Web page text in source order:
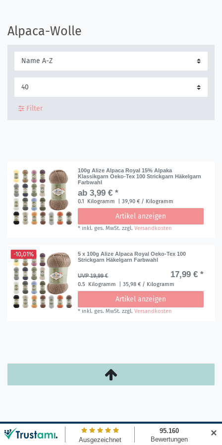
Alpaca-Wolle
Filter
100g Alize Alpaca Royal 15% Alpaka
Klassikgarn Oeko-Tex 100 Strickgarn Häkelgarn
Farbwahl
ab 3,99 € *
0.1 Kilogramm | 39,90 € / Kilogramm
Artikel anzeigen
* inkl. ges. MwSt. zzgl.Versandkosten
-10,01%
5 x 100g Alize Alpaca Royal Oeko-Tex 100
Strickgarn Häkelgarn Farbwahl
UVP 19,99 € 17,99 € *
0.5 Kilogramm | 35,98 € / Kilogramm
Artikel anzeigen
* inkl. ges. MwSt. zzgl.Versandkosten
✕